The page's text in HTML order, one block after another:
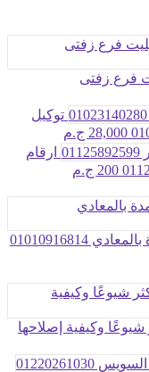
فرع زفتى
توكيل
28,000 ج.م
ارقام
200 ج.م
وكيفية إصلاحها